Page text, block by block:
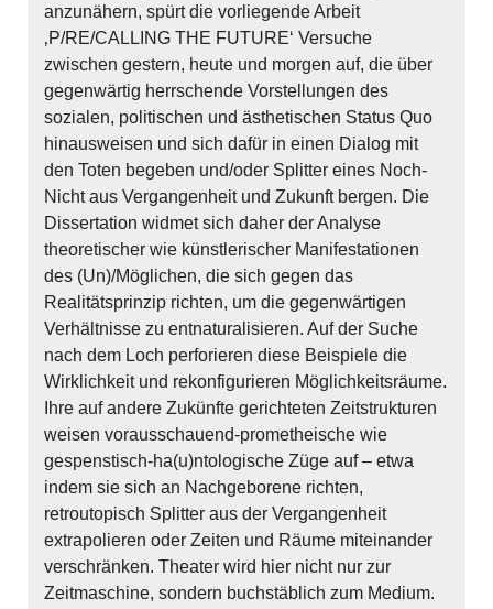
anzunähern, spürt die vorliegende Arbeit
‚P/RE/CALLING THE FUTURE‘ Versuche
zwischen gestern, heute und morgen auf, die über
gegenwärtig herrschende Vorstellungen des
sozialen, politischen und ästhetischen Status Quo
hinausweisen und sich dafür in einen Dialog mit
den Toten begeben und/oder Splitter eines Noch-
Nicht aus Vergangenheit und Zukunft bergen. Die
Dissertation widmet sich daher der Analyse
theoretischer wie künstlerischer Manifestationen
des (Un)/Möglichen, die sich gegen das
Realitätsprinzip richten, um die gegenwärtigen
Verhältnisse zu entnaturalisieren. Auf der Suche
nach dem Loch perforieren diese Beispiele die
Wirklichkeit und rekonfigurieren Möglichkeitsräume.
Ihre auf andere Zukünfte gerichteten Zeitstrukturen
weisen vorausschauend-prometheische wie
gespenstisch-ha(u)ntologische Züge auf – etwa
indem sie sich an Nachgeborene richten,
retroutopisch Splitter aus der Vergangenheit
extrapolieren oder Zeiten und Räume miteinander
verschränken. Theater wird hier nicht nur zur
Zeitmaschine, sondern buchstäblich zum Medium.